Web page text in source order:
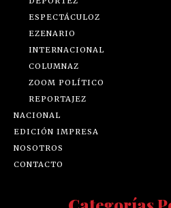
ESPECTÁCULOZ
EZENARIO
INTERNACIONAL
COLUMNAZ
ZOOM POLÍTICO
REPORTAJEZ
NACIONAL
EDICIÓN IMPRESA
NOSOTROS
CONTACTO